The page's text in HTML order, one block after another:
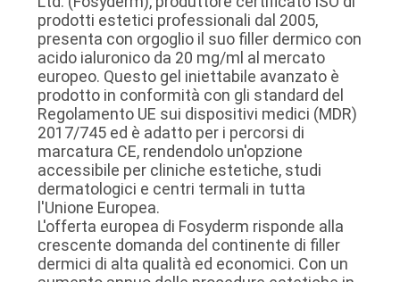
CHIEDI
PREVENTIVO
SHOPPING
ONLINE
SITEMAP
prodotti estetici professionali dal 2005,
presenta con orgoglio il suo filler dermico con
acido ialuronico da 20 mg/ml al mercato
europeo. Questo gel iniettabile avanzato è
prodotto in conformità con gli standard del
Regolamento UE sui dispositivi medici (MDR)
2017/745 ed è adatto per i percorsi di
marcatura CE, rendendolo un'opzione
accessibile per cliniche estetiche, studi
dermatologici e centri termali in tutta
l'Unione Europea.
L'offerta europea di Fosyderm risponde alla
crescente domanda del continente di filler
dermici di alta qualità ed economici. Con un